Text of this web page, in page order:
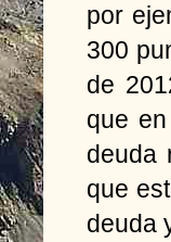
por
300
de
que
deuda
que
deuda